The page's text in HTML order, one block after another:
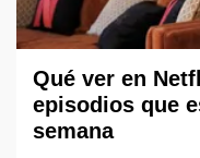
Qué ver en
episodios que
semana